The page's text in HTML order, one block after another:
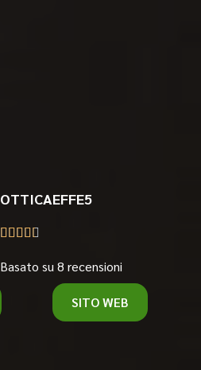
OTTICAEFFE5
    
Basato su 8 recensioni
SITO WEB